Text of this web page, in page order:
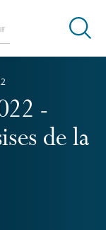
Ouvrir
-
de la